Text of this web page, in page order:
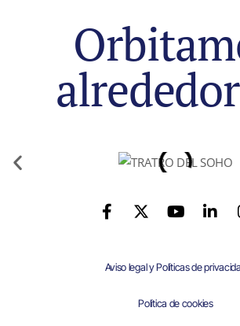
Aviso legal y Políticas de
Política de cookies